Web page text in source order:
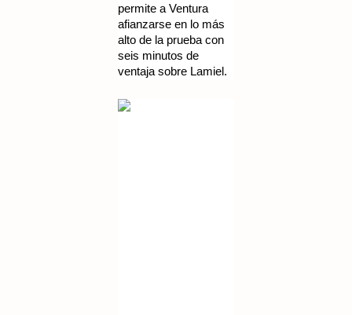
permite a Ventura
afianzarse en lo más
alto de la prueba con
seis minutos de
ventaja sobre Lamiel.